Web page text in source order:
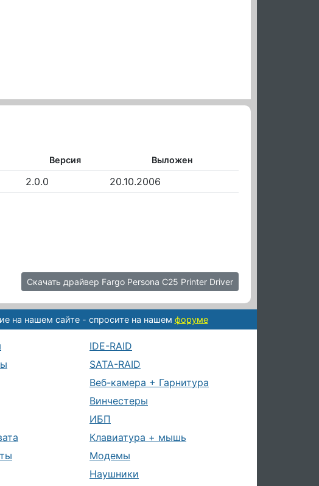
Версия Выложен
2.0.0 20.10.2006
Скачать драйвер Fargo Persona C25 Printer Driver
на нашем сайте - спросите на нашем форуме
IDE-RAID
SATA-RAID
Веб-камера + Гарнитура
Винчестеры
ИБП
Клавиатура + мышь
Модемы
Наушники